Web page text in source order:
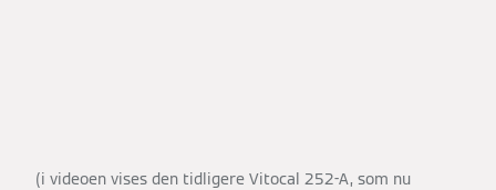
(i videoen vises den tidligere Vitocal 252-A, som nu